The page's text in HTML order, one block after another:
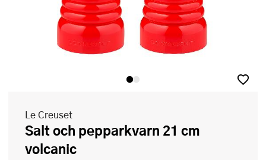
Le Creuset
Salt och pepparkvarn 21 cm
volcanic